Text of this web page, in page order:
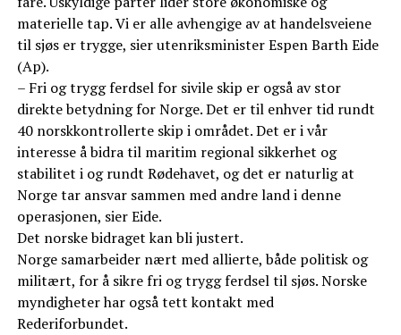
materielle tap. Vi er alle avhengige av at handelsveiene
til sjøs er trygge, sier utenriksminister Espen Barth Eide
(Ap).
– Fri og trygg ferdsel for sivile skip er også av stor
direkte betydning for Norge. Det er til enhver tid rundt
40 norskkontrollerte skip i området. Det er i vår
interesse å bidra til maritim regional sikkerhet og
stabilitet i og rundt Rødehavet, og det er naturlig at
Norge tar ansvar sammen med andre land i denne
operasjonen, sier Eide.
Det norske bidraget kan bli justert.
Norge samarbeider nært med allierte, både politisk og
militært, for å sikre fri og trygg ferdsel til sjøs. Norske
myndigheter har også tett kontakt med
Rederiforbundet.